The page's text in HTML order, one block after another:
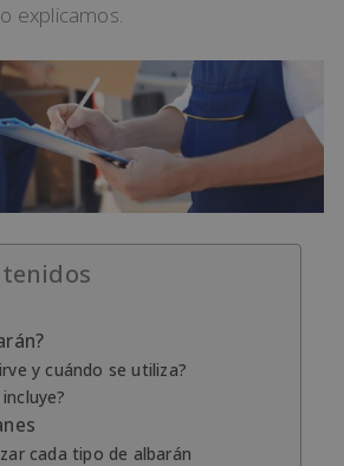
explicamos.
y cuándo se utiliza?
cada tipo de albarán